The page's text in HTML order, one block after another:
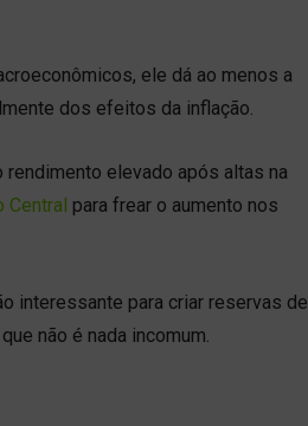
ele dá ao menos a
dos efeitos da inflação.
elevado após altas na
Central para frear o aumento nos
interessante para criar reservas de
não é nada incomum.